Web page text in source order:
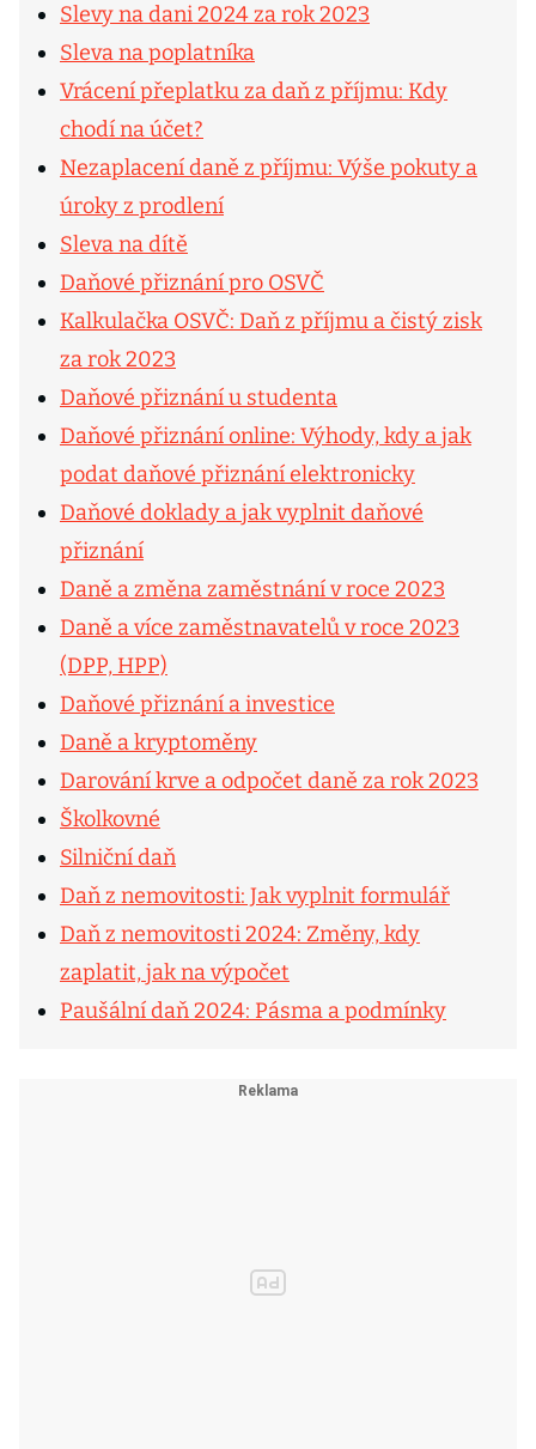
Slevy na dani 2024 za rok 2023
Sleva na poplatníka
Vrácení přeplatku za daň z příjmu: Kdy
chodí na účet?
Nezaplacení daně z příjmu: Výše pokuty a
úroky z prodlení
Sleva na dítě
Daňové přiznání pro OSVČ
Kalkulačka OSVČ: Daň z příjmu a čistý zisk
za rok 2023
Daňové přiznání u studenta
Daňové přiznání online: Výhody, kdy a jak
podat daňové přiznání elektronicky
Daňové doklady a jak vyplnit daňové
přiznání
Daně a změna zaměstnání v roce 2023
Daně a více zaměstnavatelů v roce 2023
(DPP, HPP)
Daňové přiznání a investice
Daně a kryptoměny
Darování krve a odpočet daně za rok 2023
Školkovné
Silniční daň
Daň z nemovitosti: Jak vyplnit formulář
Daň z nemovitosti 2024: Změny, kdy
zaplatit, jak na výpočet
Paušální daň 2024: Pásma a podmínky